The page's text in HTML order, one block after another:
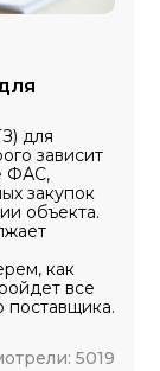
для
зависит
ФАС,
закупок
объекта.
как
все
поставщика.
5019